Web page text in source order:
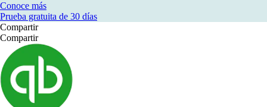
Conoce más
Prueba gratuita de 30 días
Compartir
Compartir